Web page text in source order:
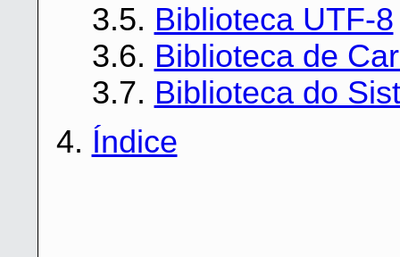
3.5. Biblioteca UTF-8
3.6. Biblioteca de
3.7. Biblioteca do
4. Índice